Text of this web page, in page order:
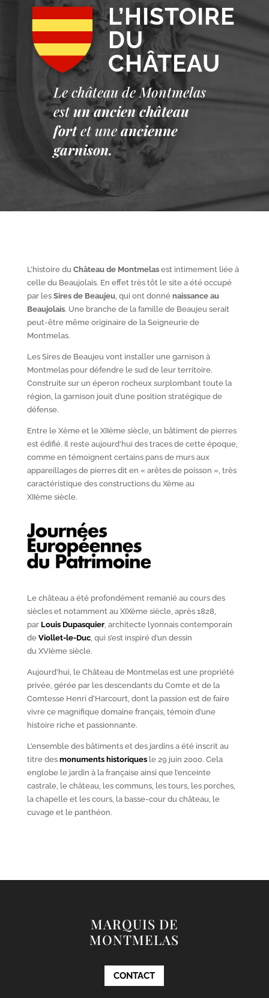
L’HISTOIRE
DU
CHÂTEAU
Le château de Montmelas
est un ancien château
fort et une ancienne
garnison.
L’histoire duChâteau de Montmelasest intimement liée à
celle du Beaujolais. En effet très tôt le site a été occupé
par les Sires de Beaujeu, qui ont donné naissance au
Beaujolais. Une branche de la famille de Beaujeu serait
peut-être même originaire de la Seigneurie de
Montmelas.
Les Sires de Beaujeu vont installer une garnison à
Montmelas pour défendre le sud de leur territoire.
Construite sur un éperon rocheux surplombant toute la
région, la garnison jouit d’une position stratégique de
défense.
Entre le Xèmeet le XIIèmesiècle, un bâtiment de pierres
est édifié. Il reste aujourd’hui des traces de cette époque,
comme en témoignent certains pans de murs aux
appareillages de pierres dit en « arêtes de poisson », très
caractéristique des constructions du Xèmeau
XIIèmesiècle.
Le château a été profondément remanié au cours des
siècles et notamment au XIXèmesiècle, après 1828,
par Louis Dupasquier, architecte lyonnais contemporain
de Viollet-le-Duc, qui s’est inspiré d’un dessin
du XVIèmesiècle.
Aujourd’hui, le Château de Montmelas est une propriété
privée, gérée par les descendants du Comte et de la
Comtesse Henri d’Harcourt, dont la passion est de faire
vivre ce magnifique domaine français, témoin d’une
histoire riche et passionnante.
L’ensemble des bâtiments et des jardins a été inscrit au
titre des monuments historiquesle 29 juin 2000. Cela
englobe le jardin à la française ainsi que l’enceinte
castrale, le château, les communs, les tours, les porches,
la chapelle et les cours, la basse-cour du château, le
cuvage et le panthéon.
MARQUIS DE
MONTMELAS
CONTACT